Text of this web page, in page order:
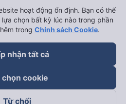
hoạt động ổn định. Bạn có thể
chọn bất kỳ lúc nào trong phần
trong Chính sách Cookie.
nhận tất cả
chọn cookie
Từ chối